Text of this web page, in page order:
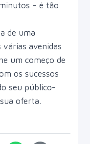
– é tão
de uma
várias avenidas
um começo de
os sucessos
seu público-
oferta.